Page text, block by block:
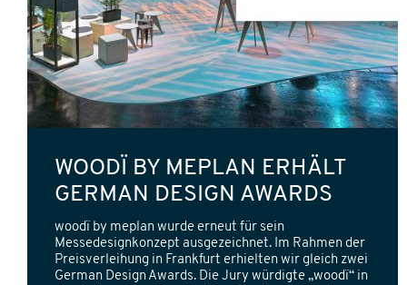
WOODÏ BY MEPLAN ERHÄLT
GERMAN DESIGN AWARDS
woodï by meplan wurde erneut für sein
Messedesignkonzept ausgezeichnet. Im Rahmen der
Preisverleihung in Frankfurt erhielten wir gleich zwei
German Design Awards. Die Jury würdigte „woodï“ in